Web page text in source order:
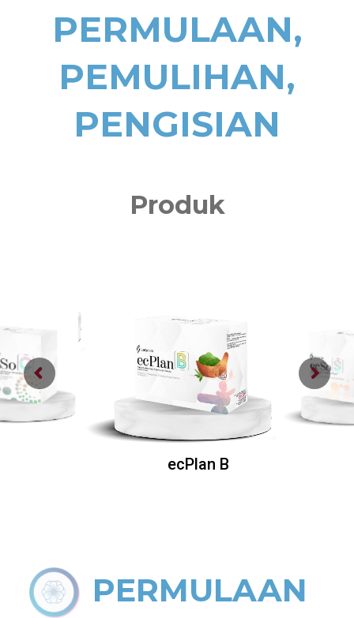
PERMULAAN,
PEMULIHAN,
PENGISIAN
Produk
ecPlan B
PERMULAAN